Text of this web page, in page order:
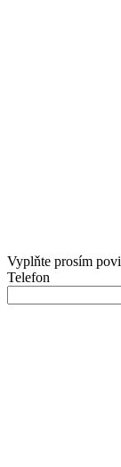
Vyplňte prosím
Telefon